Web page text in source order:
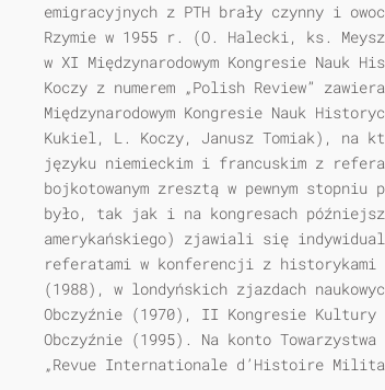
emigracyjnych z PTH brały czynny i
Rzymie w 1955 r. (O. Halecki, ks.
w XI Międzynarodowym Kongresie
Koczy z numerem „Polish Review”
Międzynarodowym Kongresie Nauk
Kukiel, L. Koczy, Janusz Tomiak), na
języku niemieckim i francuskim z
bojkotowanym zresztą w pewnym
było, tak jak i na kongresach
amerykańskiego) zjawiali się
referatami w konferencji z historykami
(1988), w londyńskich zjazdach
Obczyźnie (1970), II Kongresie
Obczyźnie (1995). Na konto
„Revue Internationale d’Histoire